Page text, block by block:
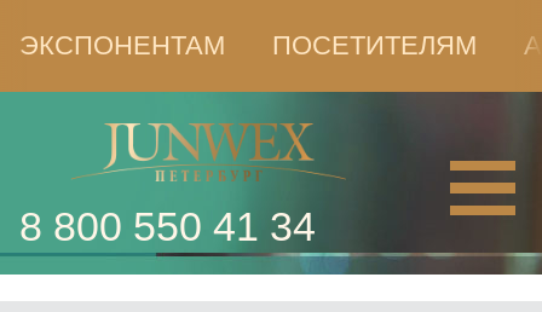
ЭКСПОНЕНТАМ ПОСЕТИТЕЛЯМ
8 800 550 41 34